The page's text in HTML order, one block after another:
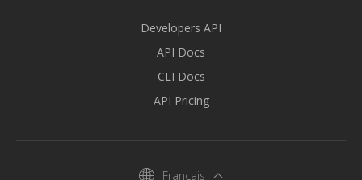
Developers API
API Docs
CLI Docs
API Pricing
Français